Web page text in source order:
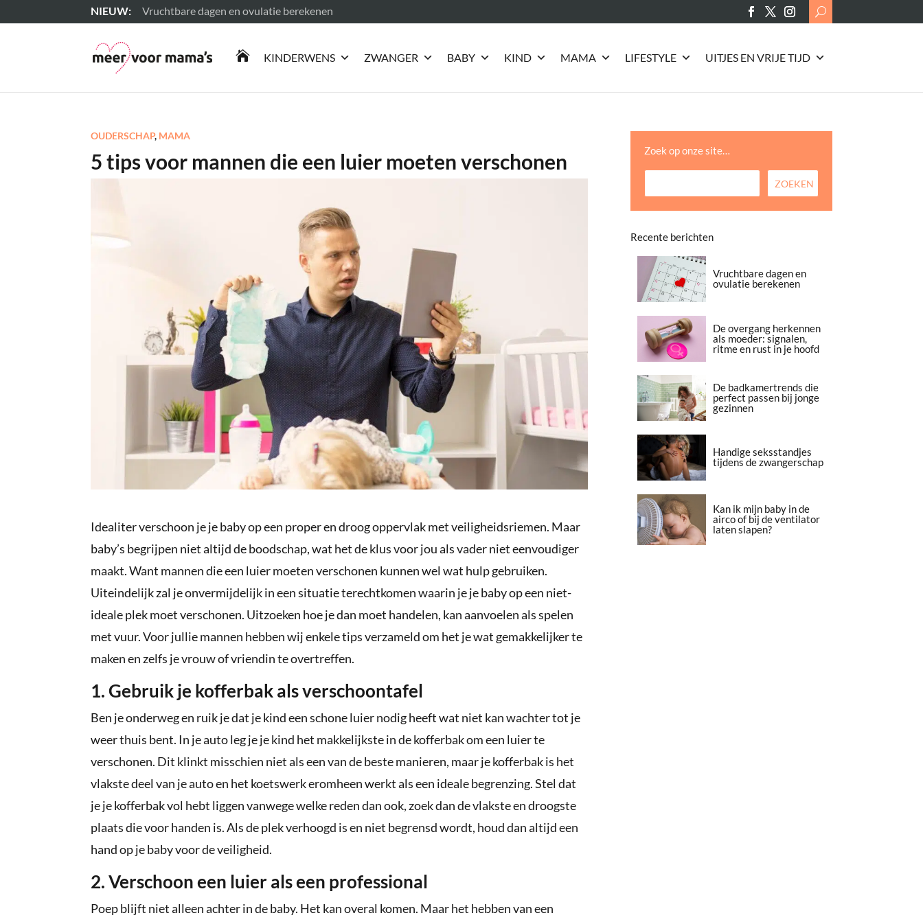
Vruchtbare dagen en ovulatie berekenen
Lees meer
Search
for:
 KINDERWENS ZWANGER BABY KIND MAMA LIFESTYLE UITJES EN VRIJE TIJD
OUDERSCHAP, MAMA
5 tips voor mannen die een luier moeten verschonen
Idealiter verschoon je je baby op een proper en droog oppervlak met veiligheidsriemen. Maar
baby’s begrijpen niet altijd de boodschap, wat het de klus voor jou als vader niet eenvoudiger
maakt. Want mannen die een luier moeten verschonen kunnen wel wat hulp gebruiken.
Uiteindelijk zal je onvermijdelijk in een situatie terechtkomen waarin je je baby op een niet-
ideale plek moet verschonen. Uitzoeken hoe je dan moet handelen, kan aanvoelen als spelen
met vuur. Voor jullie mannen hebben wij enkele tips verzameld om het je wat gemakkelijker te
maken en zelfs je vrouw of vriendin te overtreffen.
1. Gebruik je kofferbak als verschoontafel
Ben je onderweg en ruik je dat je kind een schone luier nodig heeft wat niet kan wachter tot je
weer thuis bent. In je auto leg je je kind het makkelijkste in de kofferbak om een luier te
verschonen. Dit klinkt misschien niet als een van de beste manieren, maar je kofferbak is het
vlakste deel van je auto en het koetswerk eromheen werkt als een ideale begrenzing. Stel dat
je je kofferbak vol hebt liggen vanwege welke reden dan ook, zoek dan de vlakste en droogste
plaats die voor handen is. Als de plek verhoogd is en niet begrensd wordt, houd dan altijd een
hand op je baby voor de veiligheid.
2. Verschoon een luier als een professional
Poep blijft niet alleen achter in de baby. Het kan overal komen. Maar het hebben van een
Zoek op onze site…
Recente berichten
Vruchtbare dagen en
ovulatie berekenen
De overgang herkennen
als moeder: signalen,
ritme en rust in je hoofd
De badkamertrends die
perfect passen bij jonge
gezinnen
Handige seksstandjes
tijdens de zwangerschap
Kan ik mijn baby in de
airco of bij de ventilator
laten slapen?